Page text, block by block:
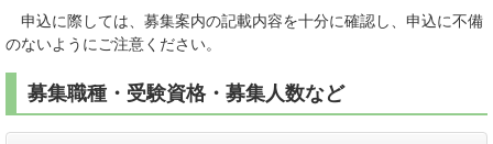
申込に際しては、募集案内の記載内容を十分に確認し、申込に不備
のないようにご注意ください。
募集職種・受験資格・募集人数など